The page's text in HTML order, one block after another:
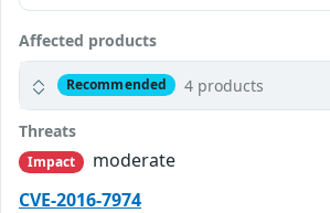
Affected products
Recommended 4 products
Threats
Impact
moderate
CVE-2016-7974